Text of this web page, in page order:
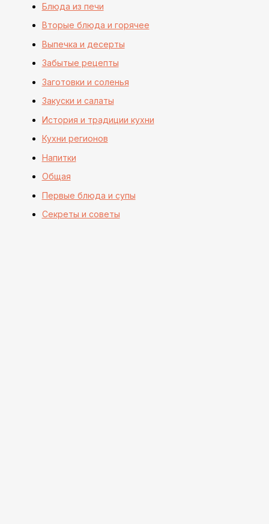
Блюда из печи
Вторые блюда и горячее
Выпечка и десерты
Забытые рецепты
Заготовки и соленья
Закуски и салаты
История и традиции кухни
Кухни регионов
Напитки
Общая
Первые блюда и супы
Секреты и советы